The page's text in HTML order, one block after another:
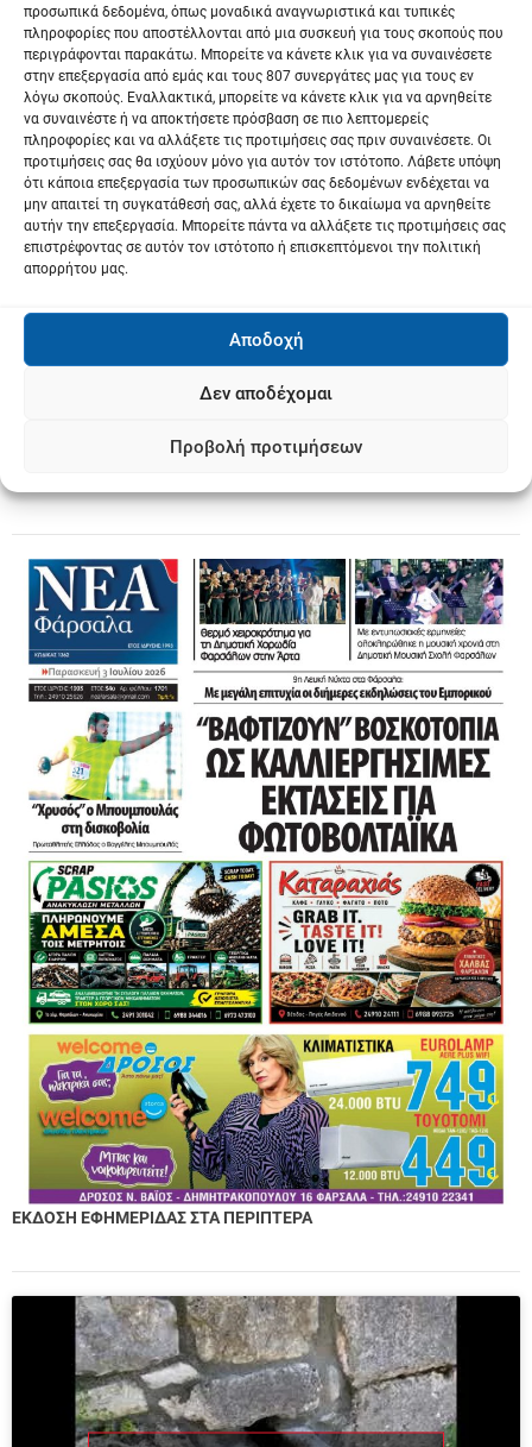
προσωπικά δεδομένα, όπως μοναδικά αναγνωριστικά και τυπικές
πληροφορίες που αποστέλλονται από μια συσκευή για τους σκοπούς που
περιγράφονται παρακάτω. Μπορείτε να κάνετε κλικ για να συναινέσετε
στην επεξεργασία από εμάς και τους 807 συνεργάτες μας για τους εν
λόγω σκοπούς. Εναλλακτικά, μπορείτε να κάνετε κλικ για να αρνηθείτε
να συναινέστε ή να αποκτήσετε πρόσβαση σε πιο λεπτομερείς
πληροφορίες και να αλλάξετε τις προτιμήσεις σας πριν συναινέσετε. Οι
προτιμήσεις σας θα ισχύουν μόνο για αυτόν τον ιστότοπο. Λάβετε υπόψη
ότι κάποια επεξεργασία των προσωπικών σας δεδομένων ενδέχεται να
μην απαιτεί τη συγκατάθεσή σας, αλλά έχετε το δικαίωμα να αρνηθείτε
αυτήν την επεξεργασία. Μπορείτε πάντα να αλλάξετε τις προτιμήσεις σας
επιστρέφοντας σε αυτόν τον ιστότοπο ή επισκεπτόμενοι την πολιτική
απορρήτου μας.
Αποδοχή
Δεν αποδέχομαι
Προβολή προτιμήσεων
ΕΚΔΟΣΗ ΕΦΗΜΕΡΙΔΑΣ ΣΤΑ ΠΕΡΙΠΤΕΡΑ